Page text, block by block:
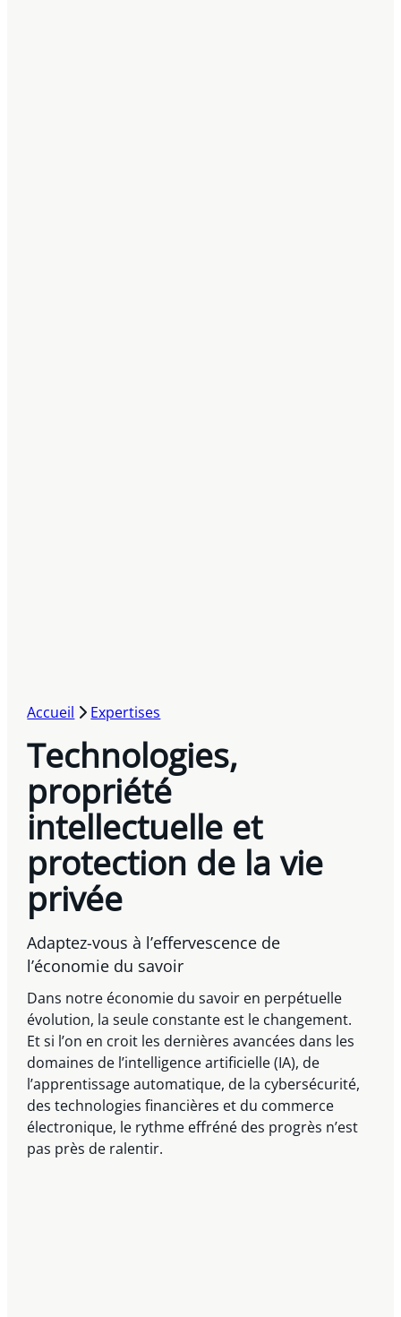
Accueil Expertises
Technologies,
propriété
intellectuelle et
protection de la vie
privée
Adaptez-vous à l’effervescence de
l’économie du savoir
Dans notre économie du savoir en perpétuelle
évolution, la seule constante est le changement.
Et si l’on en croit les dernières avancées dans les
domaines de l’intelligence artificielle (IA), de
l’apprentissage automatique, de la cybersécurité,
des technologies financières et du commerce
électronique, le rythme effréné des progrès n’est
pas près de ralentir.